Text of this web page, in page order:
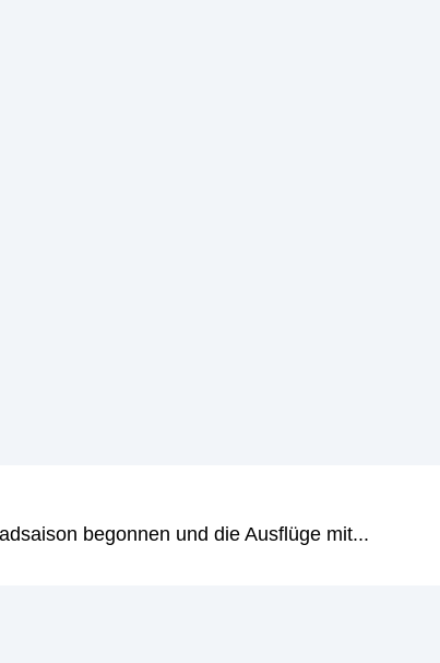
begonnen und die Ausflüge mit...